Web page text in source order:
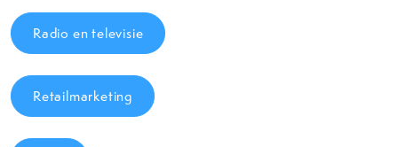
Radio en televisie
Retailmarketing